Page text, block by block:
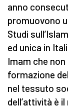
anno
promuovono
Studi
ed unica in
Imam che
formazione
nel tessuto
dell’attività è